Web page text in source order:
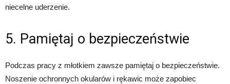
niecelne uderzenie.
5. Pamiętaj o bezpieczeństwie
Podczas pracy z młotkiem zawsze pamiętaj o bezpieczeństwie.
Noszenie ochronnych okularów i rękawic może zapobiec